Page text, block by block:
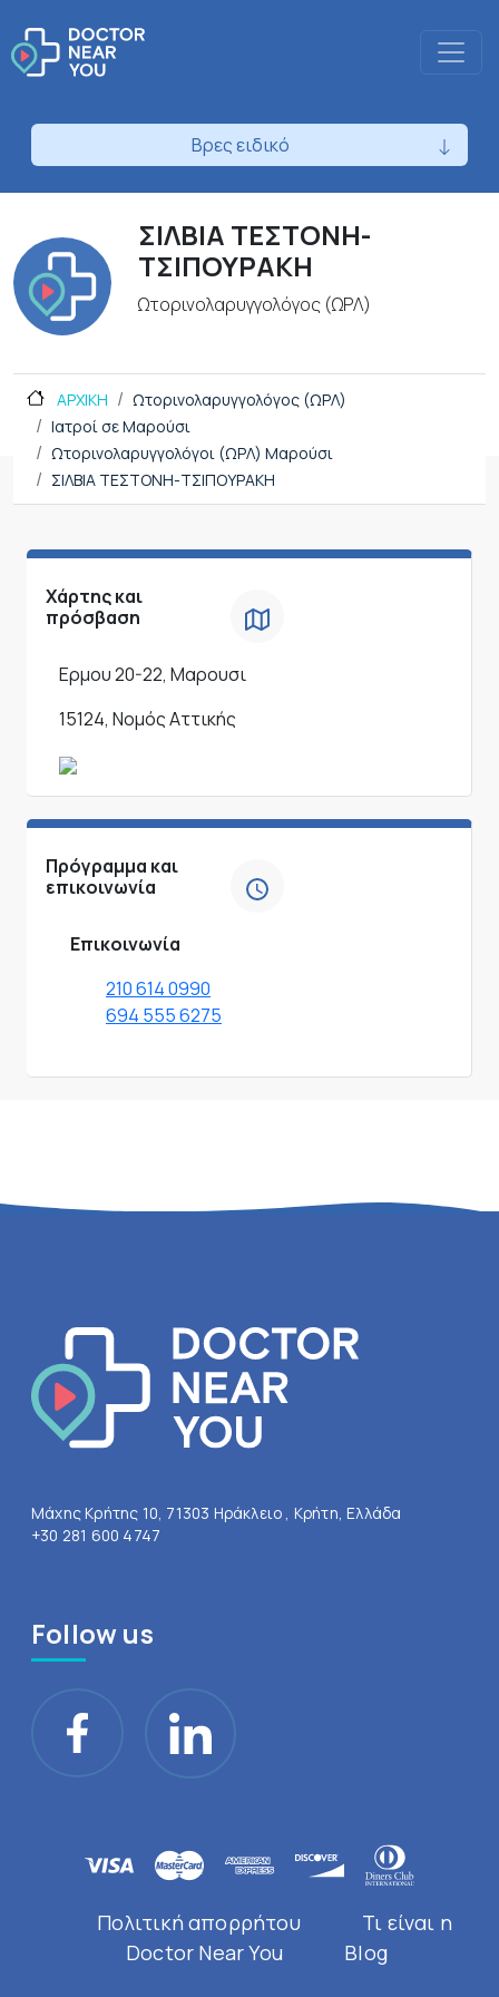
Βρες ειδικό
ΣΙΛΒΙΑ ΤΕΣΤΟΝΗ-
ΤΣΙΠΟΥΡΑΚΗ
Ωτορινολαρυγγολόγος (ΩΡΛ)
ΑΡΧΙΚΗ
Ωτορινολαρυγγολόγος (ΩΡΛ)
Ιατροί σε Μαρούσι
Ωτορινολαρυγγολόγοι (ΩΡΛ) Μαρούσι
ΣΙΛΒΙΑ ΤΕΣΤΟΝΗ-ΤΣΙΠΟΥΡΑΚΗ
Χάρτης και
πρόσβαση
Ερμου 20-22, Μαρουσι
15124, Νομός Αττικής
Πρόγραμμα και
επικοινωνία
Επικοινωνία
210 614 0990
694 555 6275
Μάχης Κρήτης 10, 71303 Ηράκλειο , Κρήτη, Ελλάδα
+30 281 600 4747
Follow us
Πολιτική απορρήτου
Τι είναι η
Doctor Near You
Blog